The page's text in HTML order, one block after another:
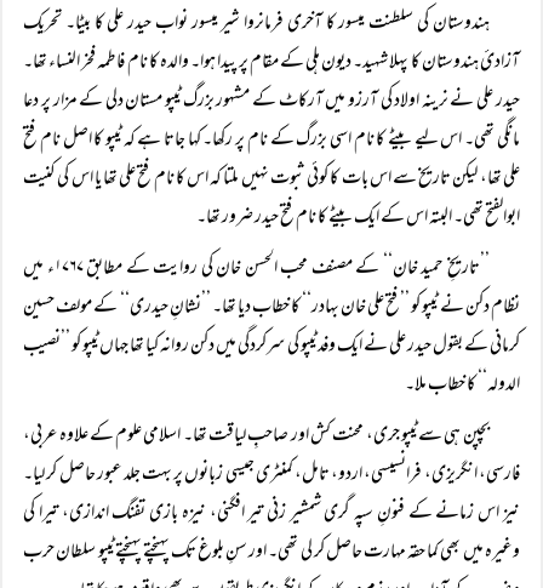
ہندوستان کی سلطنت میسور کا آخری فرمانروا شیر میسور نواب حیدر علی کا بیٹا۔ تحریک
آزادئ ہندوستان کا پہلا شہید۔ دیون ہلی کے مقام پر پیدا ہوا۔ والدہ کا نام فاطمہ فخر النساء تھا۔
حیدر علی نے نرینہ اولاد کی آرزو میں آرکاٹ کے مشہور بزرگ ٹیپو مستان دلی کے مزار پر دعا
مانگی تھی۔ اس لیے بیٹے کا نام اسی بزرگ کے نام پر رکھا۔ کہا جاتا ہے کہ ٹیپو کا اصل نام فتح
علی تھا، لیکن تاریخ سے اس بات کا کوئی ثبوت نہیں ملتا کہ اس کا نام فتح علی تھا یا اس کی کنیت
ابوالفتح تھی۔ البتہ اس کے ایک بیٹے کا نام فتح حیدر ضرور تھا۔
’’تاریخِ حمید خان‘‘ کے مصنف محب الحسن خان کی روایت کے مطابق ۱۷۶۷ء میں
نظام دکن نے ٹیپو کو ’’فتح علی خان بہادر‘‘ کا خطاب دیا تھا۔ ’’نشانِ حیدری‘‘ کے مولف حسین
کرمانی کے بقول حیدر علی نے ایک وفد ٹیپو کی سرکردگی میں دکن روانہ کیا تھا جہاں ٹیپو کو ’’نصیب
الدولہ‘‘ کا خطاب ملا۔
بچپن ہی سے ٹیپو جری، محنت کش اور صاحبِ لیاقت تھا۔ اسلامی علوم کے علاوہ عربی،
فارسی، انگریزی، فرانسیسی، اردو، تامل، کمنٹری جیسی زبانوں پر بہت جلد عبور حاصل کر لیا۔
نیز اس زمانے کے فنونِ سپہ گری شمشیر زنی تیر افگنی، نیزه بازی تفنگ اندازی، تیرا کی
وغیرہ میں بھی کما حقہ مہارت حاصل کر لی تھی۔ اور سنِ بلوغ تک پہنچتے پہنچتے ٹیپو سلطان حرب